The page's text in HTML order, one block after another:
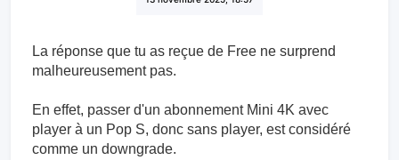
La réponse que tu as reçue de Free ne surprend
malheureusement pas.
En effet, passer d'un abonnement Mini 4K avec
player à un Pop S, donc sans player, est considéré
comme un downgrade.